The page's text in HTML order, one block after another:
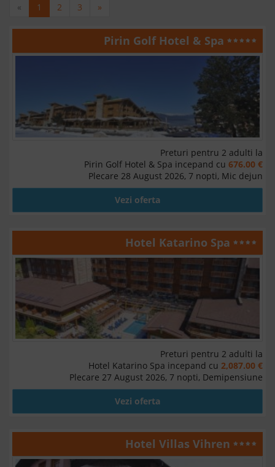
« 1 2 3 »
Pirin Golf Hotel & Spa
Preturi pentru 2 adulti la
Pirin Golf Hotel & Spa incepand cu 676.00 €
Plecare 28 August 2026, 7 nopti, Mic dejun
Vezi oferta
Hotel Katarino Spa
Preturi pentru 2 adulti la
Hotel Katarino Spa incepand cu 2,087.00 €
Plecare 27 August 2026, 7 nopti, Demipensiune
Vezi oferta
Hotel Villas Vihren